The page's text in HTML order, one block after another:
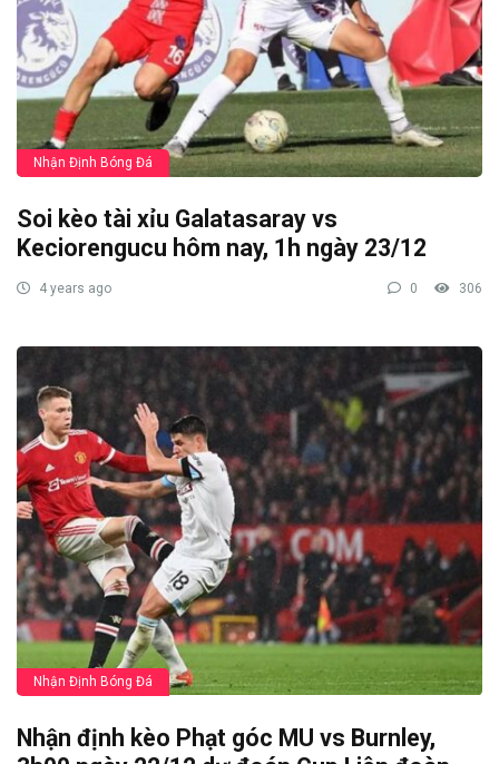
Nhận Định Bóng Đá
Soi kèo tài xỉu Galatasaray vs
Keciorengucu hôm nay, 1h ngày 23/12
4 years ago 0 306
Nhận Định Bóng Đá
Nhận định kèo Phạt góc MU vs Burnley,